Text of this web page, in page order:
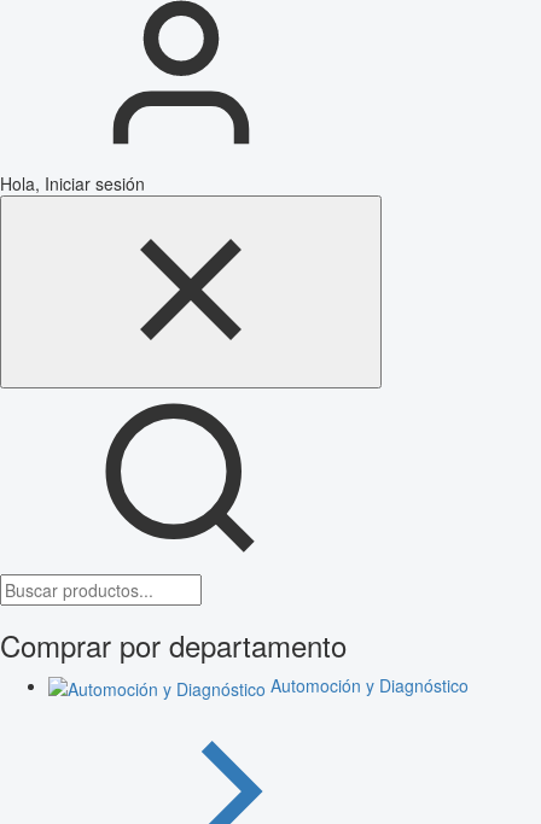
Hola, Iniciar sesión
Comprar por departamento
Automoción y Diagnóstico